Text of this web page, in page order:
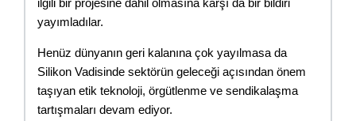
ilgili bir projesine dahil olmasına karşı da bir bildiri
yayımladılar.
Henüz dünyanın geri kalanına çok yayılmasa da
Silikon Vadisinde sektörün geleceği açısından önem
taşıyan etik teknoloji, örgütlenme ve sendikalaşma
tartışmaları devam ediyor.